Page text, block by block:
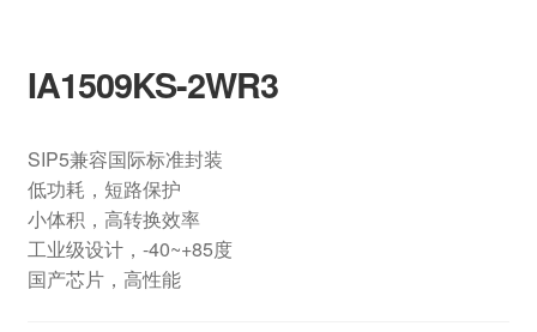
IA1509KS-2WR3
SIP5兼容国际标准封装
低功耗，短路保护
小体积，高转换效率
工业级设计，-40~+85度
国产芯片，高性能